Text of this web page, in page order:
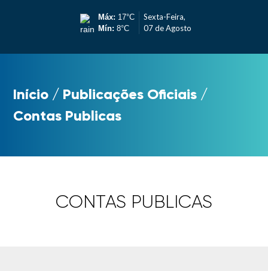
Máx: 17°C
Mín: 8°C
Sexta-Feira,
07 de Agosto
Início / Publicações Oficiais /
Contas Publicas
CONTAS PUBLICAS